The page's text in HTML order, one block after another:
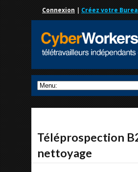
Connexion | Créez votre
Téléprospection
nettoyage